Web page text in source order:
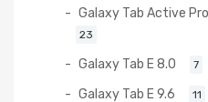
Galaxy Tab Active
23
Galaxy Tab E 8.0 7
Galaxy Tab E 9.6 11